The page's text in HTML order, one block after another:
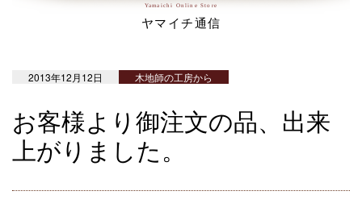
Yamaichi Online Store
ヤマイチ通信
2013年12月12日 木地師の工房から
お客様より御注文の品、出来
上がりました。